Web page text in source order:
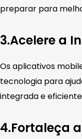
preparar para
3.Acelere a
Os aplicativos
tecnologia para
integrada e
4.Fortaleça